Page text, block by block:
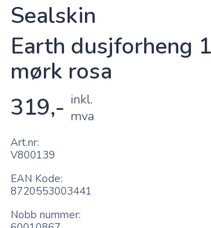
Art.nr
V800139
EAN Kode
8720553003441
Nobb nummer
Sealskin
Earth dusjforheng
mørk rosa
319,- inkl.
mva